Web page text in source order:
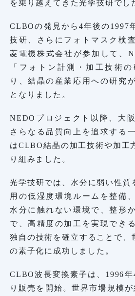
を乗り越えてきた光学技研でし
CLBOの発見から4年後の1997
技研、さらにフォトマスク検
菱電機株式会社が参加して、
「フォトン計測・加工技術
り、結晶の産業応用への研究
となりました。
NEDOプロジェクト以降、大
さらなる品質向上を追求する
はCLBO結晶の加工技術や加工
り組みました。
光学技研では、水分に弱い性質
用の低湿度環境ルームを整備
水分に触れない環境で、整形
で、高精度の加工を実現でき
独自の技術を確立することで、
の素子化に成功しました。
CLBO波長変換素子は、1996年
り販売を開始。世界市場規模